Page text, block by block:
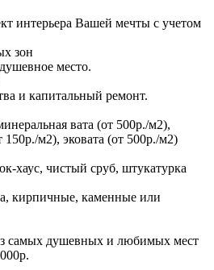
интерьера Вашей мечты с учетом
зон
место.
и капитальный ремонт.
вата (от 500р./м2),
150р./м2), эковата (от 500р./м2)
хаус, чистый сруб, штукатурка
кирпичные, каменные или
самых душевных и любимых мест